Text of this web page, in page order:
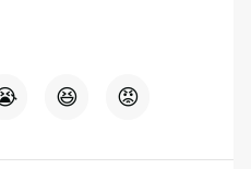
😆 😡